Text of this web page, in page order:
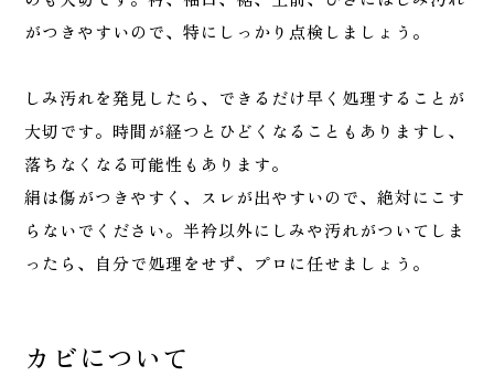
がつきやすいので、特にしっかり点検しましょう。
しみ汚れを発見したら、できるだけ早く処理することが
大切です。時間が経つとひどくなることもありますし、
落ちなくなる可能性もあります。
絹は傷がつきやすく、スレが出やすいので、絶対にこす
らないでください。半衿以外にしみや汚れがついてしま
ったら、自分で処理をせず、プロに任せましょう。
カビについて